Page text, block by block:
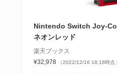
Nintendo Switch Joy-
ネオンレッド
楽天ブックス
¥32,978
（2022/12/16 18:18時点